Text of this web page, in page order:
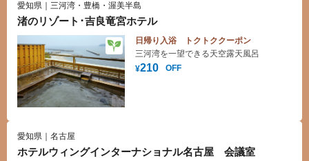
愛知県｜三河湾・豊橋・渥美半島
渚のリゾート･吉良竜宮ホテル
日帰り入浴 トクトククーポン
¥210 OFF
三河湾を一望できる天空露天風呂
愛知県｜名古屋
ホテルウィングインターナショナル名古屋 会議室